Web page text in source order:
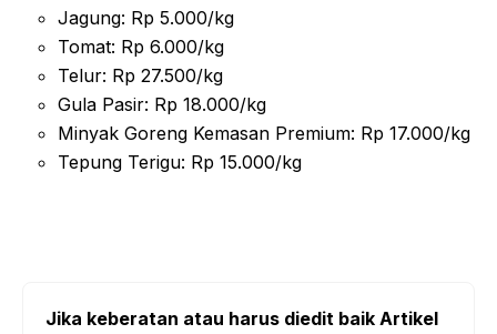
Jagung: Rp 5.000/kg
Tomat: Rp 6.000/kg
Telur: Rp 27.500/kg
Gula Pasir: Rp 18.000/kg
Minyak Goreng Kemasan Premium: Rp 17.000/kg
Tepung Terigu: Rp 15.000/kg
Jika keberatan atau harus diedit baik Artikel